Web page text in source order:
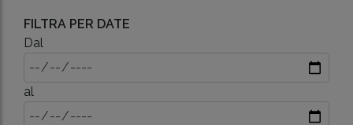
FILTRA PER DATE
Dal
al